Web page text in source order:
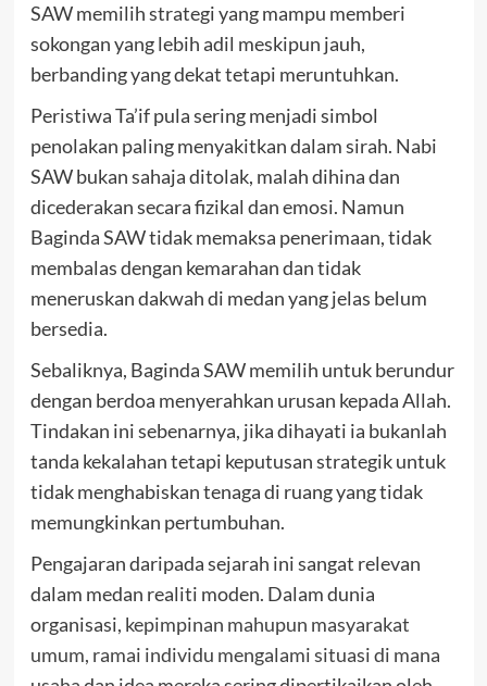
SAW memilih strategi yang mampu memberi
sokongan yang lebih adil meskipun jauh,
berbanding yang dekat tetapi meruntuhkan.
Peristiwa Ta’if pula sering menjadi simbol
penolakan paling menyakitkan dalam sirah. Nabi
SAW bukan sahaja ditolak, malah dihina dan
dicederakan secara fizikal dan emosi. Namun
Baginda SAW tidak memaksa penerimaan, tidak
membalas dengan kemarahan dan tidak
meneruskan dakwah di medan yang jelas belum
bersedia.
Sebaliknya, Baginda SAW memilih untuk berundur
dengan berdoa menyerahkan urusan kepada Allah.
Tindakan ini sebenarnya, jika dihayati ia bukanlah
tanda kekalahan tetapi keputusan strategik untuk
tidak menghabiskan tenaga di ruang yang tidak
memungkinkan pertumbuhan.
Pengajaran daripada sejarah ini sangat relevan
dalam medan realiti moden. Dalam dunia
organisasi, kepimpinan mahupun masyarakat
umum, ramai individu mengalami situasi di mana